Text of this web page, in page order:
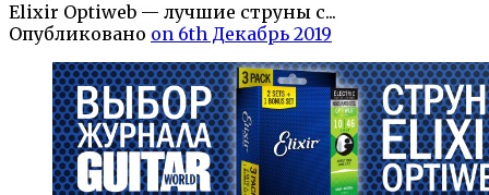
Elixir Optiweb — лучшие струны с...
Опубликовано on 6th Декабрь 2019